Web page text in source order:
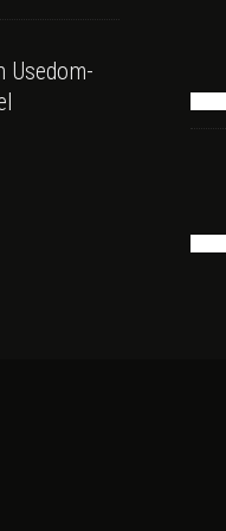
Usedom-